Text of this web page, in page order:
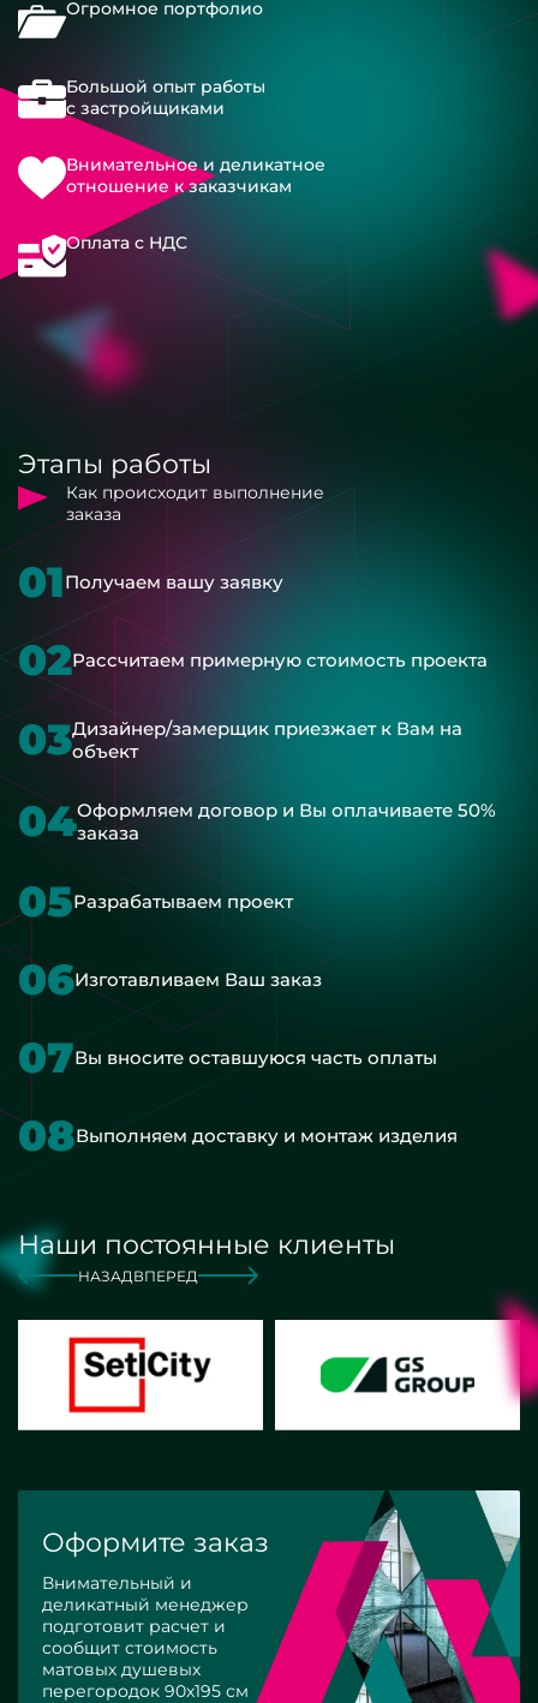
Огромное портфолио
Большой опыт работы
с застройщиками
Внимательное и деликатное
отношение к заказчикам
Оплата с НДС
Этапы работы
Как происходит выполнение
заказа
01Получаем вашу заявку
02Рассчитаем примерную стоимость проекта
03Дизайнер/замерщик приезжает к Вам на
объект
04Оформляем договор и Вы оплачиваете 50%
заказа
05Разрабатываем проект
06Изготавливаем Ваш заказ
07Вы вносите оставшуюся часть оплаты
08Выполняем доставку и монтаж изделия
Наши постоянные клиенты
НАЗАД ВПЕРЕД
Оформите заказ
Внимательный и
деликатный менеджер
подготовит расчет и
сообщит стоимость
матовых душевых
перегородок 90x195 см